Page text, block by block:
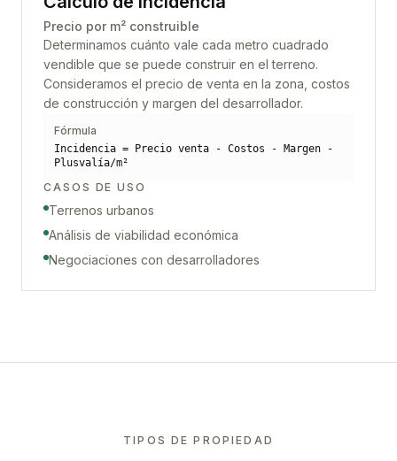
Precio por m² construible
Determinamos cuánto vale cada metro cuadrado
vendible que se puede construir en el terreno.
Consideramos el precio de venta en la zona, costos
de construcción y margen del desarrollador.
Fórmula
Incidencia = Precio venta - Costos - Margen -
Plusvalía/m²
CASOS DE USO
Terrenos urbanos
Análisis de viabilidad económica
Negociaciones con desarrolladores
TIPOS DE PROPIEDAD